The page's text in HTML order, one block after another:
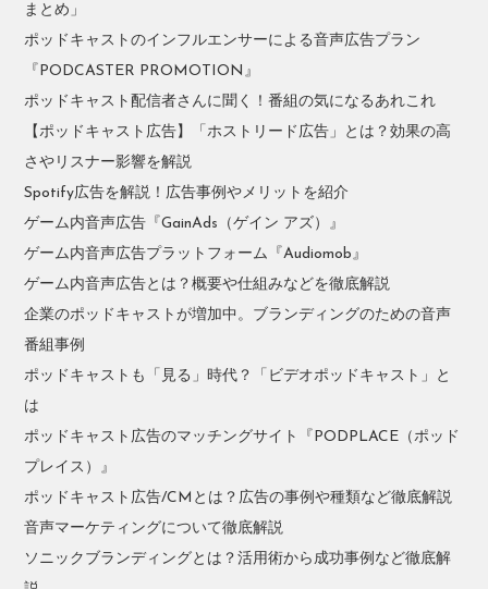
まとめ」
ポッドキャストのインフルエンサーによる音声広告プラン
『PODCASTER PROMOTION』
ポッドキャスト配信者さんに聞く！番組の気になるあれこれ
【ポッドキャスト広告】「ホストリード広告」とは？効果の高
さやリスナー影響を解説
Spotify広告を解説！広告事例やメリットを紹介
ゲーム内音声広告『GainAds（ゲイン アズ）』
ゲーム内音声広告プラットフォーム『Audiomob』
ゲーム内音声広告とは？概要や仕組みなどを徹底解説
企業のポッドキャストが増加中。ブランディングのための音声
番組事例
ポッドキャストも「見る」時代？「ビデオポッドキャスト」と
は
ポッドキャスト広告のマッチングサイト『PODPLACE（ポッド
プレイス）』
ポッドキャスト広告/CMとは？広告の事例や種類など徹底解説
音声マーケティングについて徹底解説
ソニックブランディングとは？活用術から成功事例など徹底解